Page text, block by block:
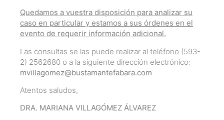
Quedamos a vuestra disposición para analizar su
caso en particular y estamos a sus órdenes en el
evento de requerir información adicional.
Las consultas se las puede realizar al teléfono (593-
2) 2562680 o a la siguiente dirección electrónico:
mvillagomez@bustamantefabara.com
Atentos saludos,
DRA. MARIANA VILLAGÓMEZ ÁLVAREZ